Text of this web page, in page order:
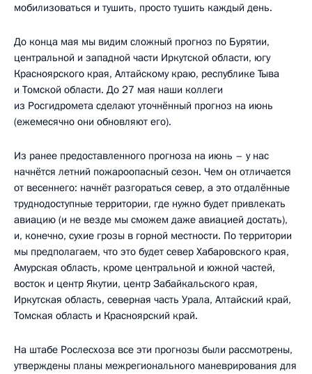
мобилизоваться и тушить, просто тушить каждый день.
До конца мая мы видим сложный прогноз по Бурятии,
центральной и западной части Иркутской области, югу
Красноярского края, Алтайскому краю, республике Тыва
и Томской области. До 27 мая наши коллеги
из Росгидромета сделают уточнённый прогноз на июнь
(ежемесячно они обновляют его).
Из ранее предоставленного прогноза на июнь – у нас
начнётся летний пожароопасный сезон. Чем он отличается
от весеннего: начнёт разгораться север, а это отдалённые
труднодоступные территории, где нужно будет привлекать
авиацию (и не везде мы сможем даже авиацией достать),
и, конечно, сухие грозы в горной местности. По территории
мы предполагаем, что это будет север Хабаровского края,
Амурская область, кроме центральной и южной частей,
восток и центр Якутии, центр Забайкальского края,
Иркутская область, северная часть Урала, Алтайский край,
Томская область и Красноярский край.
На штабе Рослесхоза все эти прогнозы были рассмотрены,
утверждены планы межрегионального маневрирования для